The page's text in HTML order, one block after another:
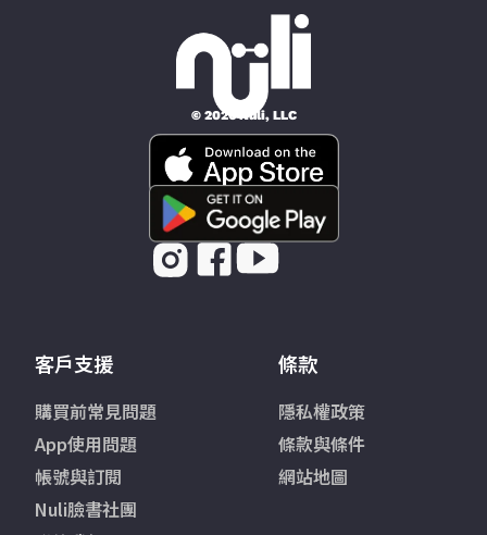
© 2026 Nüli, LLC
客戶支援
購買前常見問題
App使用問題
帳號與訂閱
Nuli臉書社團
條款
隱私權政策
條款與條件
網站地圖